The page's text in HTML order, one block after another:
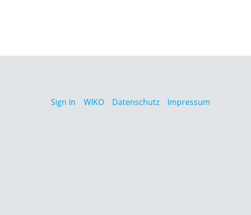
Impressum
Datenschutz
WIKO
Sign In